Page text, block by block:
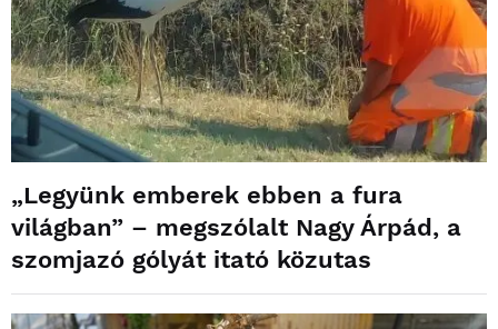
„Legyünk emberek ebben a fura
világban” – megszólalt Nagy Árpád, a
szomjazó gólyát itató közutas